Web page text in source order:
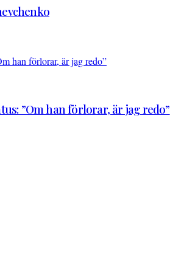
”Om han förlorar, är jag redo”